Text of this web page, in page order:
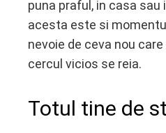
puna praful, in casa sau
acesta este si
nevoie de ceva nou
cercul vicios se reia.
Totul tine de